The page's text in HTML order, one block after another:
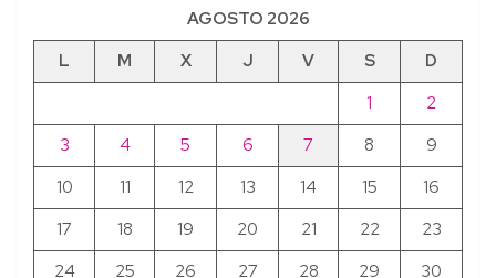
AGOSTO 2026
L
M X J V S
D
1
2
3
4 5 6 7 8
9
10
11 12 13 14 15
16
17
18 19 20 21 22
23
24
25 26 27 28 29 30